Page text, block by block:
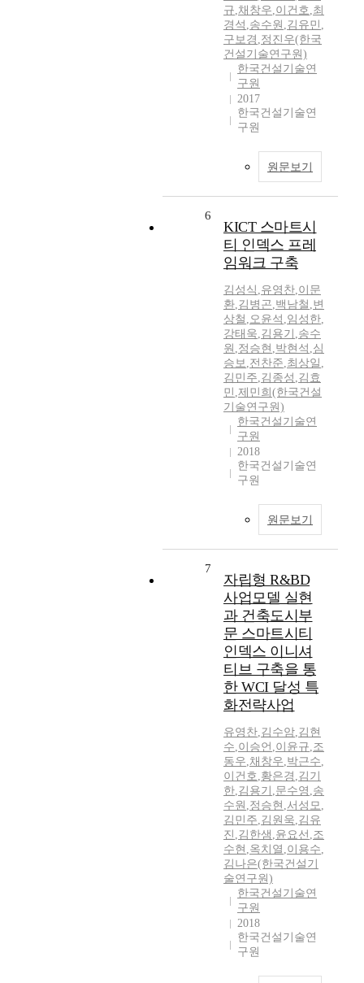
규,채창우,이건호,최
경석 ,송수원 ,김유민 ,
구보경 ,정진우(한국
건설기술연구원)
한국건설기술연
구원
2017
한국건설기술연
구원
원문보기
6
KICT 스마트시
티 인덱스 프레
임워크 구축
김성식 ,유영찬,이문
환,김병곤,백남철 ,변
상철 ,오윤석 ,임성한,
강태욱,김용기 ,송수
원 ,정승현 ,박현석 ,심
승보,전찬준,최상일 ,
김민주,김종성 ,김효
민 ,제민희(한국건설
기술연구원)
한국건설기술연
구원
2018
한국건설기술연
구원
원문보기
7
자립형 R&BD
사업모델 실현
과 건축도시부
문 스마트시티
인덱스 이니셔
티브 구축을 통
한 WCI 달성 특
화전략사업
유영찬,김수암,김현
수,이승언 ,이윤규,조
동우,채창우,박근수,
이건호,황은경 ,김기
한,김용기 ,문수영 ,송
수원 ,정승현 ,서성모,
김민주,김원욱,김유
진 ,김한샘 ,윤요선 ,조
수현 ,옥치열 ,이용수,
김나은(한국건설기
술연구원)
한국건설기술연
구원
2018
한국건설기술연
구원